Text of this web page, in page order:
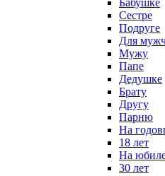
Бабушке
Сестре
Подруге
Для
Мужу
Папе
Дедушке
Брату
Другу
Парню
На
18 лет
На
30 лет